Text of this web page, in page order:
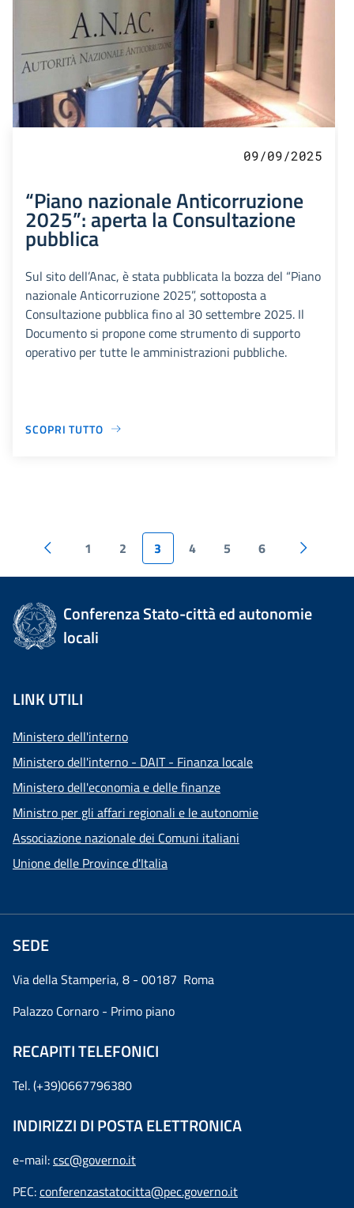
09/09/2025
“Piano nazionale Anticorruzione
2025”: aperta la Consultazione
pubblica
Sul sito dell’Anac, è stata pubblicata la bozza del “Piano
nazionale Anticorruzione 2025”, sottoposta a
Consultazione pubblica fino al 30 settembre 2025. Il
Documento si propone come strumento di supporto
operativo per tutte le amministrazioni pubbliche.
SCOPRI TUTTO
1 2 3 4 5 6
Conferenza Stato-città ed autonomie
locali
LINK UTILI
Ministero dell'interno
Ministero dell'interno - DAIT - Finanza locale
Ministero dell'economia e delle finanze
Ministro per gli affari regionali e le autonomie
Associazione nazionale dei Comuni italiani
Unione delle Province d'Italia
SEDE
Via della Stamperia, 8 - 00187 Roma
Palazzo Cornaro - Primo piano
RECAPITI TELEFONICI
Tel. (+39)0667796380
INDIRIZZI DI POSTA ELETTRONICA
e-mail:csc@governo.it
PEC:conferenzastatocitta@pec.governo.it